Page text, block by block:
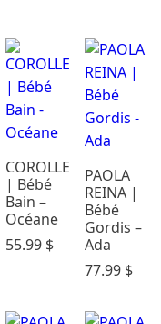
COROLLE
| Bébé
Bain –
Océane
55.99 $
PAOLA
REINA |
Bébé
Gordis –
Ada
77.99 $